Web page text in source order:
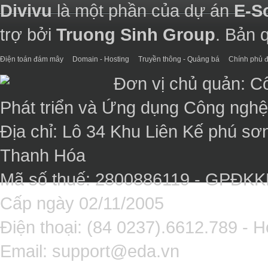
Divivulà một phần của dự ánE-
trợ bởi Truong Sinh Group. Bản
Điện toán đám mây Domain - Hosting Truyền thông - Quảng bá Chính phủ
Đơn vị chủ quản:
Phát triển và Ứng dụng Công
Địa chỉ: Lô 34 Khu Liên Kế phú
Thanh Hóa
Mã số thuế: 2800886119 -
Cấp ngày 02/11/2005
Điện thoại: (84 0237).6612.789 -
Email: support@eda.vn